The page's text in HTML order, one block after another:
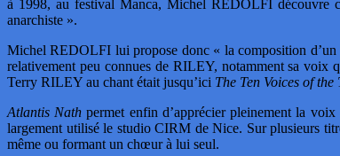
à 1998, au festival Manca, Michel REDOLFI découvre
anarchiste ».
Michel REDOLFI lui propose donc « la composition
relativement peu connues de RILEY, notamment sa voix
Terry RILEY au chant était jusqu’ici The Ten Voices of the
Atlantis Nath permet enfin d’apprécier pleinement la
largement utilisé le studio CIRM de Nice. Sur plusieurs
même ou formant un chœur à lui seul.